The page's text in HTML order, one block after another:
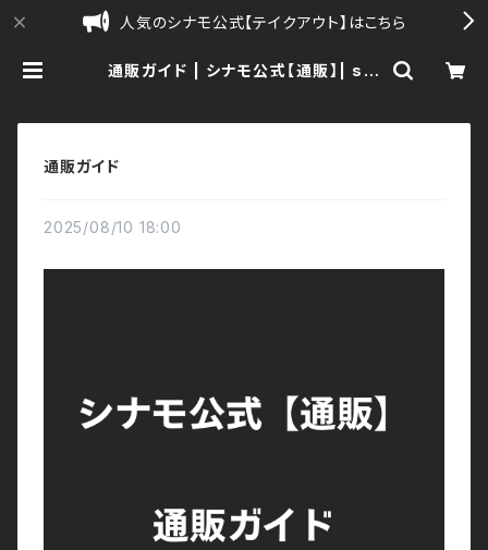
人気のシナモ公式【テイクアウト】はこちら
通販ガイド | シナモ公式【通販】| sin
通販ガイド
2025/08/10 18:00